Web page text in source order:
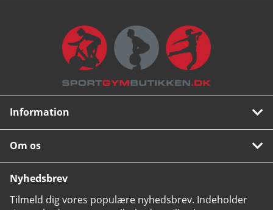
Information
Om os
Nyhedsbrev
Tilmeld dig vores populære nyhedsbrev. Indeholder